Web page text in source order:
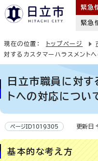
緊急
緊急
現在の位置： トップページ
対するカスタマーハラスメント
日立市職員に対す
トへの対応につい
ページID1019305 更新日
基本的な考え方